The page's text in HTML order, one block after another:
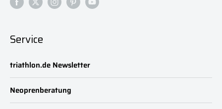
Service
triathlon.de Newsletter
Neoprenberatung